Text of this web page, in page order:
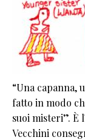
“Una capanna,
fatto in modo
suoi misteri”. È
Vecchini